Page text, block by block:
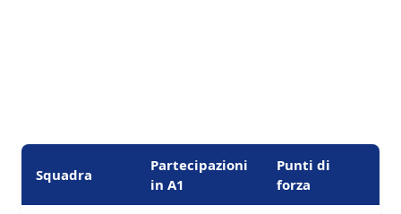
Squadra
Partecipazioni
in A1
Punti di
forza